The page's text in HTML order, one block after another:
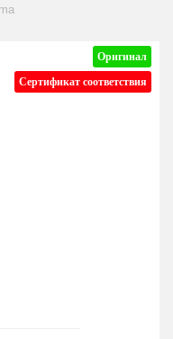
Оригинал
Сертификат соответствия